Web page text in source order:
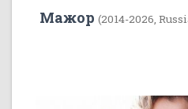
Мажор (2014-2026,